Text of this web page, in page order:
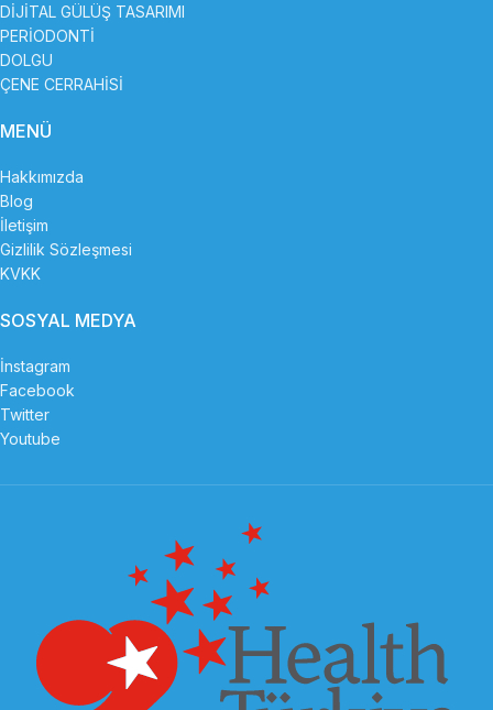
DİJİTAL GÜLÜŞ TASARIMI
PERİODONTİ
DOLGU
ÇENE CERRAHİSİ
MENÜ
Hakkımızda
Blog
İletişim
Gizlilik Sözleşmesi
KVKK
SOSYAL MEDYA
İnstagram
Facebook
Twitter
Youtube